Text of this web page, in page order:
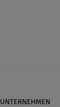
UNTERNEHMEN